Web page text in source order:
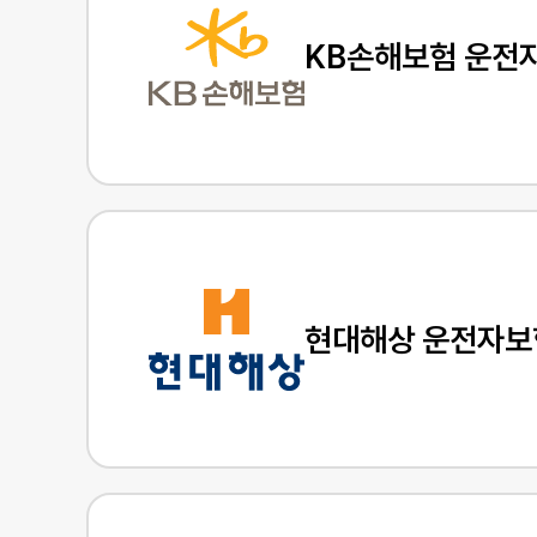
KB손해보험 운전
현대해상 운전자